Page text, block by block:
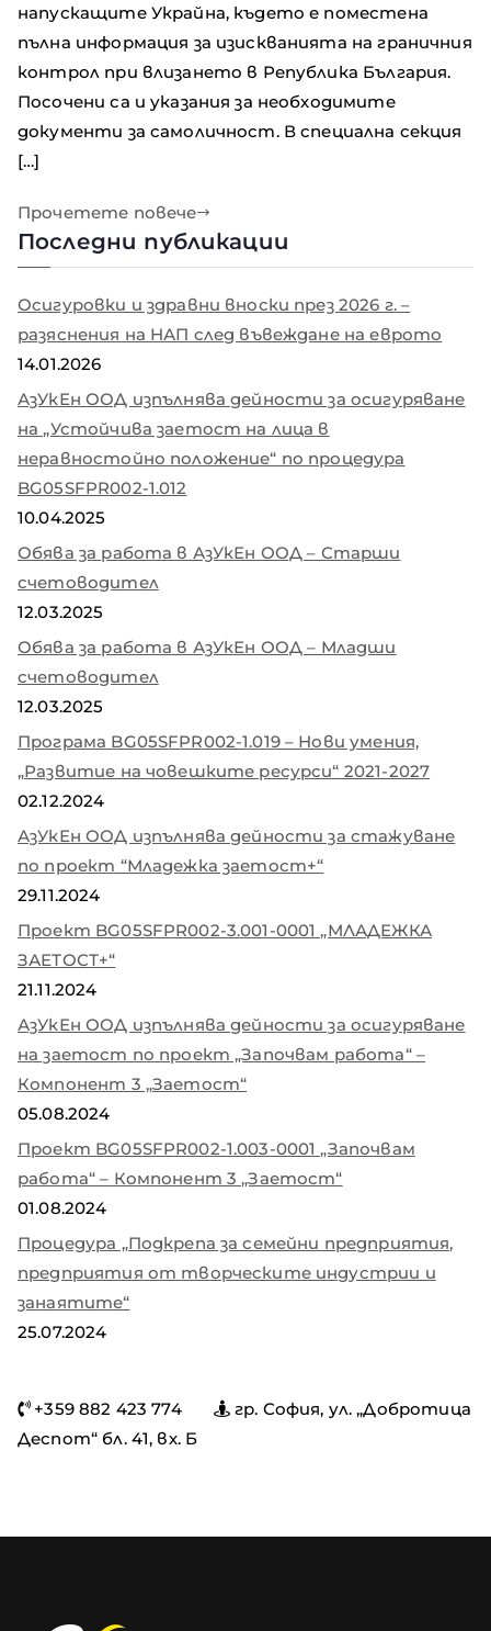
напускащите Украйна, където е поместена
пълна информация за изискванията на граничния
контрол при влизането в Република България.
Посочени са и указания за необходимите
документи за самоличност. В специална секция
[…]
Прочетете повече
Последни публикации
Осигуровки и здравни вноски през 2026 г. –
разяснения на НАП след въвеждане на еврото
14.01.2026
АзУкЕн ООД изпълнява дейности за осигуряване
на „Устойчива заетост на лица в
неравностойно положение“ по процедура
BG05SFPR002-1.012
10.04.2025
Обява за работа в АзУкЕн ООД – Старши
счетоводител
12.03.2025
Обява за работа в АзУкЕн ООД – Младши
счетоводител
12.03.2025
Програма BG05SFPR002-1.019 – Нови умения,
„Развитие на човешките ресурси“ 2021-2027
02.12.2024
АзУкЕн ООД изпълнява дейности за стажуване
по проект “Младежка заетост+“
29.11.2024
Проект BG05SFPR002-3.001-0001 „МЛАДЕЖКА
ЗАЕТОСТ+“
21.11.2024
АзУкЕн ООД изпълнява дейности за осигуряване
на заетост по проект „Започвам работа“ –
Компонент 3 „Заетост“
05.08.2024
Проект BG05SFPR002-1.003-0001 „Започвам
работа“ – Компонент 3 „Заетост“
01.08.2024
Процедура „Подкрепа за семейни предприятия,
предприятия от творческите индустрии и
занаятите“
25.07.2024
+359 882 423 774
гр. София, ул. „Добротица
Деспот“ бл. 41, вх. Б